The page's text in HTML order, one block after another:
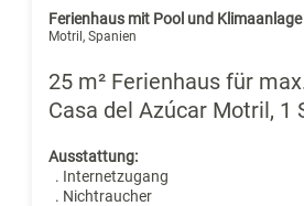
Ferienhaus mit Pool und Klimaanlage
Motril, Spanien
25 m² Ferienhaus für
Casa del Azúcar Motril, 1
Ausstattung:
. Internetzugang
. Nichtraucher